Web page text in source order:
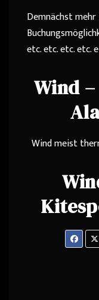
Demnächst
etc. etc. etc. etc.
Wind
Wind meist